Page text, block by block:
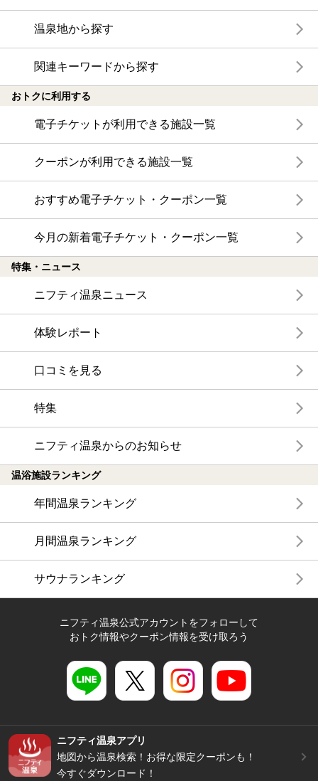
温泉地から探す
関連キーワードから探す
おトクに利用する
電子チケットが利用できる施設一覧
クーポンが利用できる施設一覧
おすすめ電子チケット・クーポン一覧
今月の新着電子チケット・クーポン一覧
特集・ニュース
ニフティ温泉ニュース
体験レポート
口コミを見る
特集
ニフティ温泉からのお知らせ
温浴施設ランキング
年間温泉ランキング
月間温泉ランキング
サウナランキング
ニフティ温泉公式アカウントをフォローして
おトク情報やクーポン情報を受け取ろう
ニフティ温泉アプリ
地図から温泉検索！お得な限定クーポンも！
今すぐダウンロード！